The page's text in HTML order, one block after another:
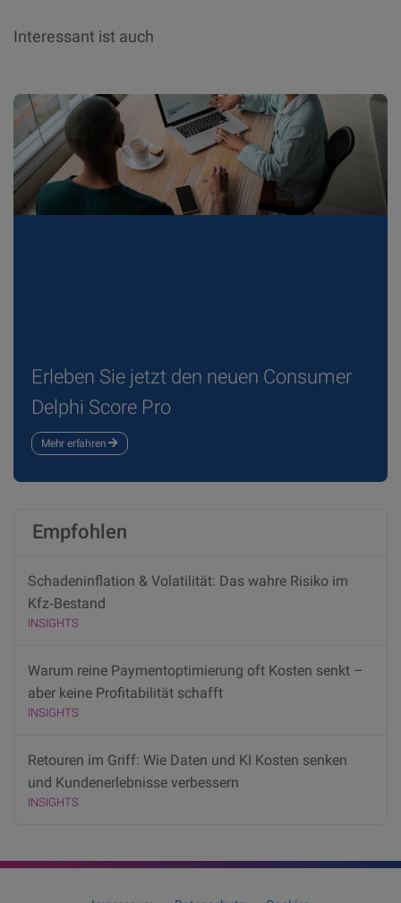
Interessant ist auch
Erleben Sie jetzt den neuen Consumer
Delphi Score Pro
Mehr erfahren
Empfohlen
Schadeninflation & Volatilität: Das wahre Risiko im
Kfz‑Bestand
INSIGHTS
Warum reine Paymentoptimierung oft Kosten senkt –
aber keine Profitabilität schafft
INSIGHTS
Retouren im Griff: Wie Daten und KI Kosten senken
und Kundenerlebnisse verbessern
INSIGHTS